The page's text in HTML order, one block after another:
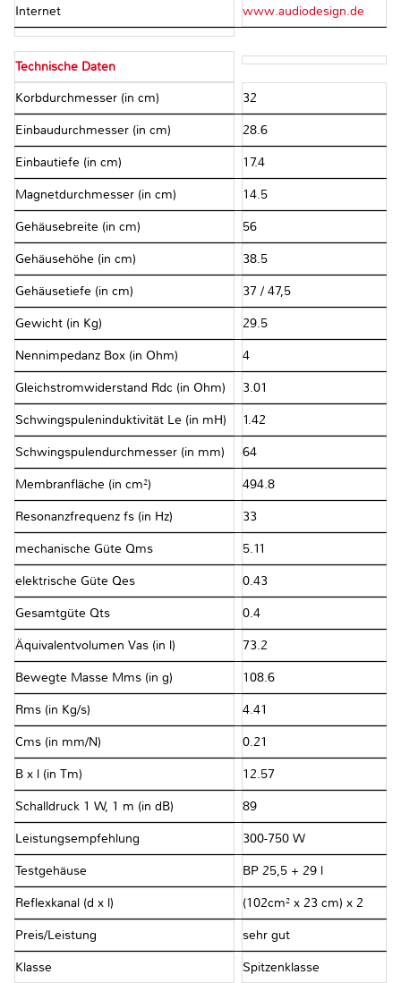
Internet www.audiodesign.de
Technische Daten
Korbdurchmesser (in cm) 32
Einbaudurchmesser (in cm) 28.6
Einbautiefe (in cm) 17.4
Magnetdurchmesser (in cm) 14.5
Gehäusebreite (in cm) 56
Gehäusehöhe (in cm) 38.5
Gehäusetiefe (in cm) 37 / 47,5
Gewicht (in Kg) 29.5
Nennimpedanz Box (in Ohm) 4
Gleichstromwiderstand Rdc (in Ohm) 3.01
Schwingspuleninduktivität Le (in mH) 1.42
Schwingspulendurchmesser (in mm) 64
Membranfläche (in cm²) 494.8
Resonanzfrequenz fs (in Hz) 33
mechanische Güte Qms 5.11
elektrische Güte Qes 0.43
Gesamtgüte Qts 0.4
Äquivalentvolumen Vas (in l) 73.2
Bewegte Masse Mms (in g) 108.6
Rms (in Kg/s) 4.41
Cms (in mm/N) 0.21
B x l (in Tm) 12.57
Schalldruck 1 W, 1 m (in dB) 89
Leistungsempfehlung 300-750 W
Testgehäuse BP 25,5 + 29 l
Reflexkanal (d x l) (102cm² x 23 cm) x 2
Preis/Leistung sehr gut
Klasse Spitzenklasse